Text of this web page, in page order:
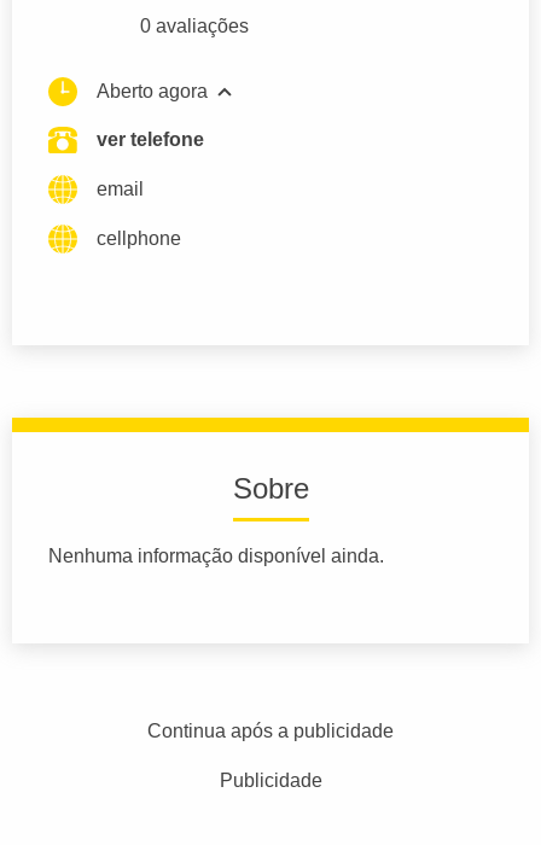
0 avaliações
Aberto agora
ver telefone
email
cellphone
Sobre
Nenhuma informação disponível ainda.
Continua após a publicidade
Publicidade